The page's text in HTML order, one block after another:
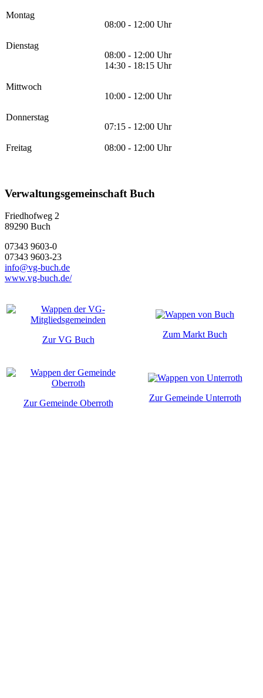
Montag
08:00 - 12:00 Uhr
Dienstag
08:00 - 12:00 Uhr
14:30 - 18:15 Uhr
Mittwoch
10:00 - 12:00 Uhr
Donnerstag
07:15 - 12:00 Uhr
Freitag 08:00 - 12:00 Uhr
Verwaltungsgemeinschaft Buch
Friedhofweg 2
89290 Buch
07343 9603-0
07343 9603-23
info@vg-buch.de
www.vg-buch.de/
Zur VG Buch
Zum Markt Buch
Zur Gemeinde Oberroth
Zur Gemeinde Unterroth